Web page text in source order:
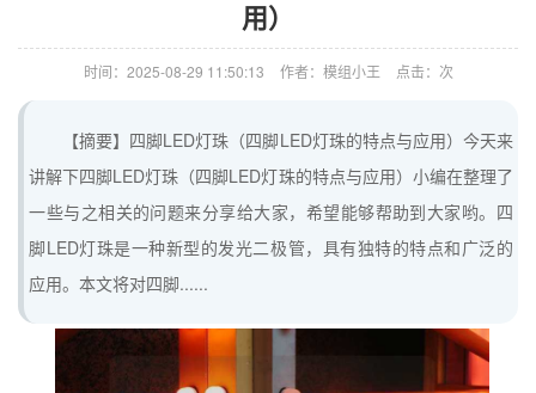
用）
时间：2025-08-29 11:50:13 作者：模组小王 点击：次
【摘要】四脚LED灯珠（四脚LED灯珠的特点与应用）今天来
讲解下四脚LED灯珠（四脚LED灯珠的特点与应用）小编在整理了
一些与之相关的问题来分享给大家，希望能够帮助到大家哟。四
脚LED灯珠是一种新型的发光二极管，具有独特的特点和广泛的
应用。本文将对四脚......